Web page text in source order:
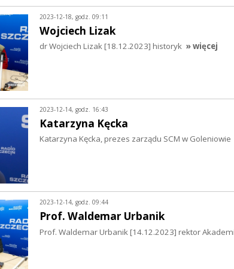
2023-12-18, godz. 09:11
Wojciech Lizak
dr Wojciech Lizak [18.12.2023] historyk » więcej
2023-12-14, godz. 16:43
Katarzyna Kęcka
Katarzyna Kęcka, prezes zarządu SCM w Goleniowie
2023-12-14, godz. 09:44
Prof. Waldemar Urbanik
Prof. Waldemar Urbanik [14.12.2023] rektor